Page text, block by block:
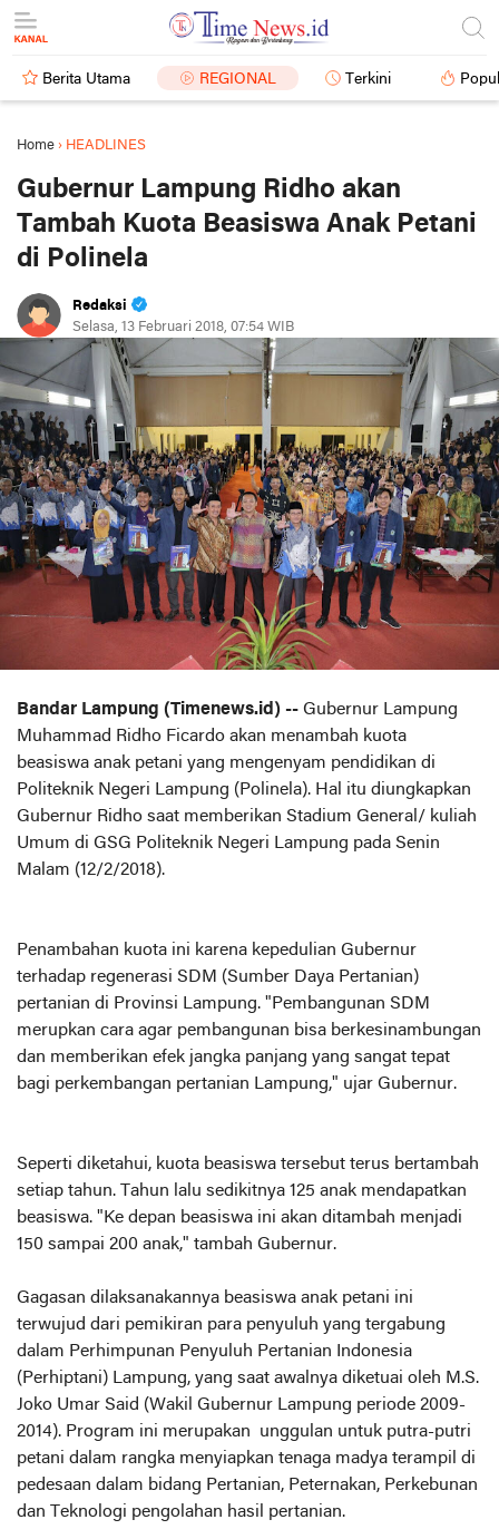
Berita Utama REGIONAL Terkini
Home › HEADLINES
Gubernur Lampung Ridho akan
Tambah Kuota Beasiswa Anak Petani
di Polinela
Redaksi
Selasa, 13 Februari 2018, 07:54 WIB
Bandar Lampung (Timenews.id) -- Gubernur Lampung
Muhammad Ridho Ficardo akan menambah kuota
beasiswa anak petani yang mengenyam pendidikan di
Politeknik Negeri Lampung (Polinela). Hal itu diungkapkan
Gubernur Ridho saat memberikan Stadium General/ kuliah
Umum di GSG Politeknik Negeri Lampung pada Senin
Malam (12/2/2018).
Penambahan kuota ini karena kepedulian Gubernur
terhadap regenerasi SDM (Sumber Daya Pertanian)
pertanian di Provinsi Lampung. "Pembangunan SDM
merupkan cara agar pembangunan bisa berkesinambungan
dan memberikan efek jangka panjang yang sangat tepat
bagi perkembangan pertanian Lampung," ujar Gubernur.
Seperti diketahui, kuota beasiswa tersebut terus bertambah
setiap tahun. Tahun lalu sedikitnya 125 anak mendapatkan
beasiswa. "Ke depan beasiswa ini akan ditambah menjadi
150 sampai 200 anak," tambah Gubernur.
Gagasan dilaksanakannya beasiswa anak petani ini
terwujud dari pemikiran para penyuluh yang tergabung
dalam Perhimpunan Penyuluh Pertanian Indonesia
(Perhiptani) Lampung, yang saat awalnya diketuai oleh M.S.
Joko Umar Said (Wakil Gubernur Lampung periode 2009-
2014). Program ini merupakan unggulan untuk putra-putri
petani dalam rangka menyiapkan tenaga madya terampil di
pedesaan dalam bidang Pertanian, Peternakan, Perkebunan
dan Teknologi pengolahan hasil pertanian.